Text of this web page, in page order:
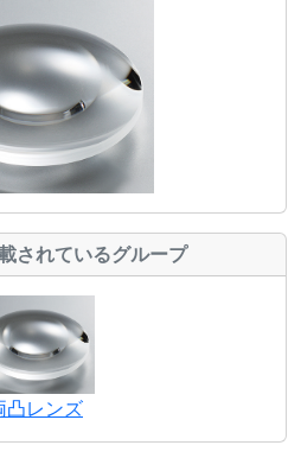
されているグループ
凸レンズ